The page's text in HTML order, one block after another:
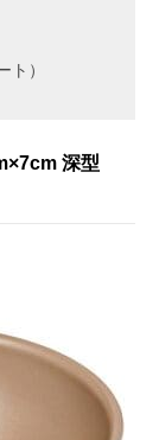
ト）
深型